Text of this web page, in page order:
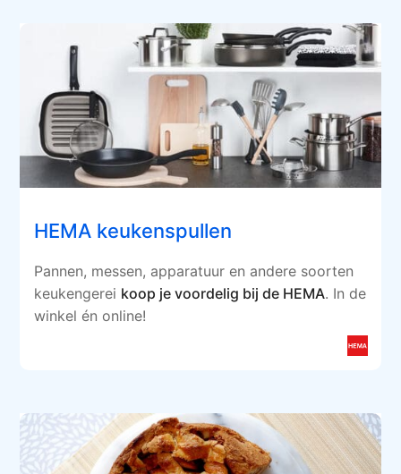
HEMA keukenspullen
Pannen, messen, apparatuur en andere soorten
keukengerei koop je voordelig bij de HEMA. In de
winkel én online!